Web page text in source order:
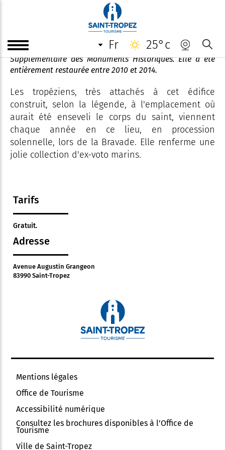
fr 25°c
Chapelle du Couvent
Edifiée en 1764 cette chapelle est Inscrite à l'Inventaire
Supplémentaire des Monuments Historiques. Elle a été
entièrement restaurée entre 2010 et 2014.
Les tropéziens, très attachés à cet édifice
construit, selon la légende, à l'emplacement où
aurait été enseveli le corps du saint, viennent
chaque année en ce lieu, en procession
solennelle, lors de la Bravade. Elle renferme une
jolie collection d'ex-voto marins.
Tarifs
Gratuit.
Adresse
Avenue Augustin Grangeon
83990 Saint-Tropez
Mentions légales
Office de Tourisme
Accessibilité numérique
Consultez les brochures disponibles à l’Office de
Tourisme
Ville de Saint-Tropez